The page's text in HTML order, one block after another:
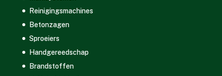
Reinigingsmachines
Betonzagen
Sproeiers
Handgereedschap
Brandstoffen